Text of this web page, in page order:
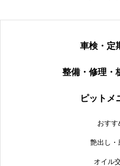
車検・定
整備・修理・
ピットメ
おすす
艶出し・
オイル